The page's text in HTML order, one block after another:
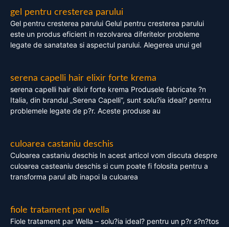
gel pentru cresterea parului
Gel pentru cresterea parului Gelul pentru cresterea parului
este un produs eficient in rezolvarea diferitelor probleme
legate de sanatatea si aspectul parului. Alegerea unui gel
serena capelli hair elixir forte krema
serena capelli hair elixir forte krema Produsele fabricate ?n
Italia, din brandul „Serena Capelli”, sunt solu?ia ideal? pentru
problemele legate de p?r. Aceste produse au
culoarea castaniu deschis
Culoarea castaniu deschis In acest articol vom discuta despre
culoarea casteaniu deschis si cum poate fi folosita pentru a
transforma parul alb inapoi la culoarea
fiole tratament par wella
Fiole tratament par Wella – solu?ia ideal? pentru un p?r s?n?tos